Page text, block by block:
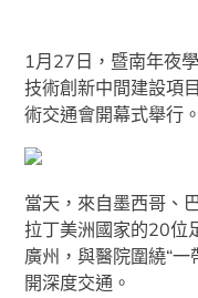
1月27日，暨南年夜
技術創新中間建設項
術交通會開幕式舉行。
當天，來自墨西哥、
拉丁美洲國家的20位
廣州，與醫院圍繞“
開深度交通。